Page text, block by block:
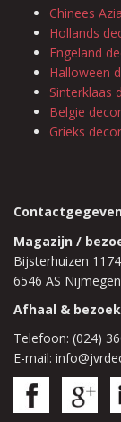
Chinees
Hollands
Engeland
Halloween
Sinterklaas
Belgie decor
Grieks decor
Magazijn /
Bijsterhuizen 1174
6546 AS Nijmegen
Afhaal &
Telefoon: (024)
E-mail: